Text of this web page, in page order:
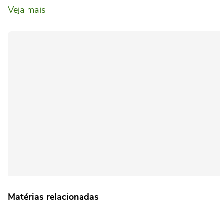
Veja mais
Matérias relacionadas